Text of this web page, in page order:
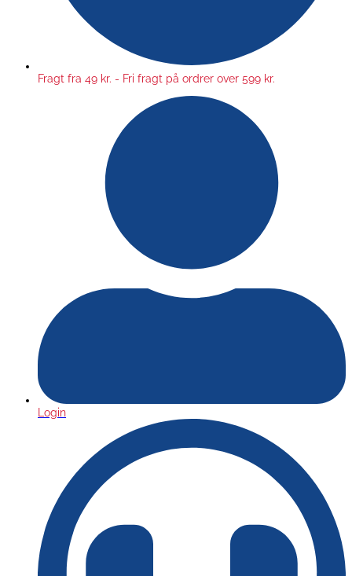
Fragt fra 49 kr. - Fri fragt på ordrer over 599 kr.
Login